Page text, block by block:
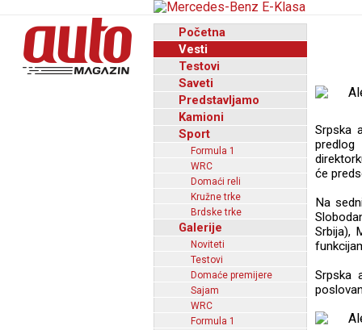
Početna
Vesti
Testovi
Saveti
Predstavljamo
Kamioni
Sport
Formula 1
WRC
Domaći reli
Kružne trke
Brdske trke
Galerije
Noviteti
Testovi
Domaće premijere
Sajam
WRC
Formula 1
Srpska
će
Na
Srbija),
Srpska